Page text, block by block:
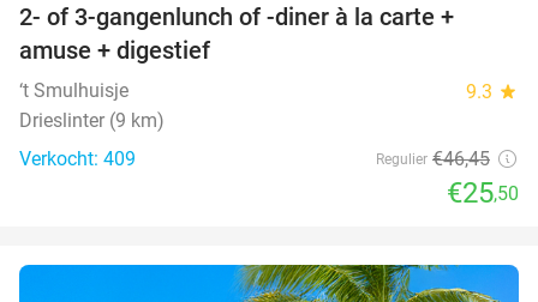
2- of 3-gangenlunch of -diner à la carte +
amuse + digestief
‘t Smulhuisje 9.3 star
Drieslinter (9 km)
Verkocht: 409
Regulier €46,45
€25,50